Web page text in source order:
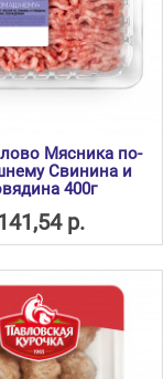
Мясника по-
Свинина и
400г
р.